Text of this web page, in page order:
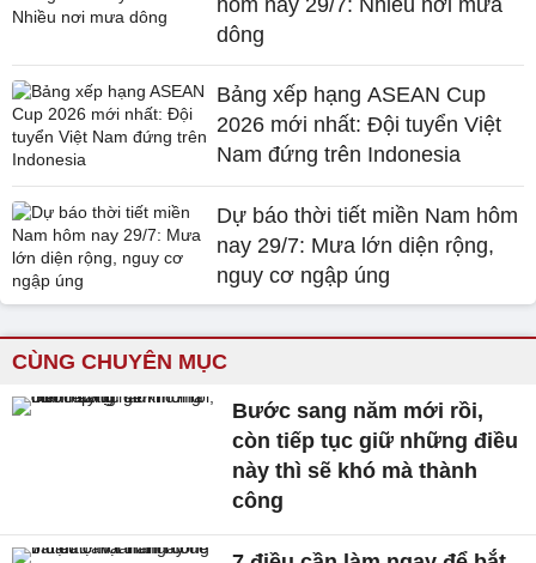
hôm nay 29/7: Nhiều nơi mưa
dông
Bảng xếp hạng ASEAN Cup
2026 mới nhất: Đội tuyển Việt
Nam đứng trên Indonesia
Dự báo thời tiết miền Nam hôm
nay 29/7: Mưa lớn diện rộng,
nguy cơ ngập úng
CÙNG CHUYÊN MỤC
Bước sang năm mới rồi,
còn tiếp tục giữ những điều
này thì sẽ khó mà thành
công